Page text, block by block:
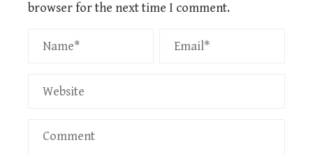
browser for the next time I comment.